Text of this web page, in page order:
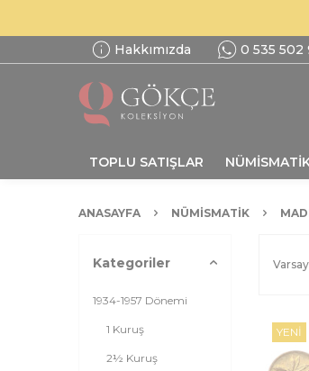
Hakkımızda 0 535 502
TOPLU SATIŞLAR
ANASAYFA NÜMİSMATİK
Kategoriler
1934-1957 Dönemi
1 Kuruş
2½ Kuruş
YENI